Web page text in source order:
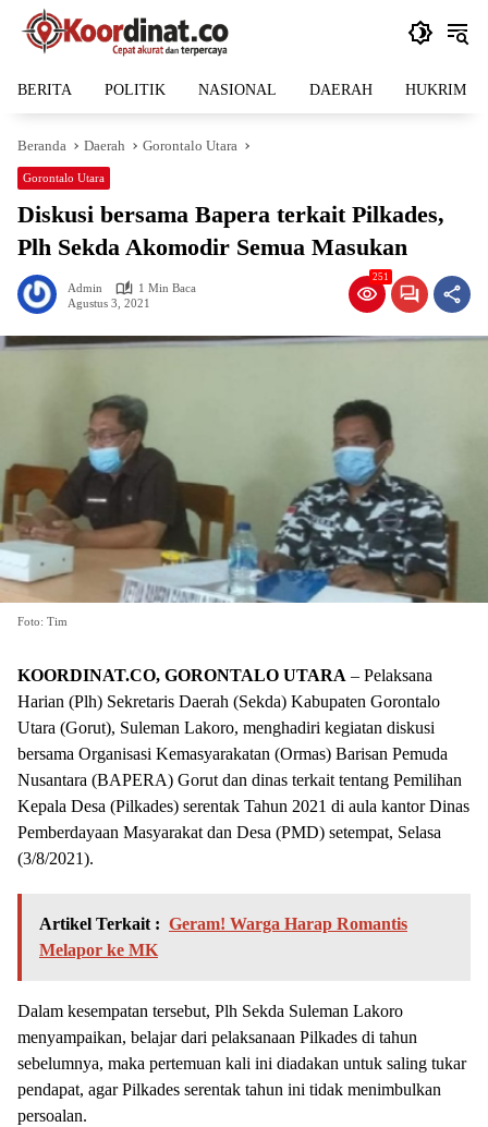
Langsung
BERITA POLITIK NASIONAL DAERAH HUKRIM
Beranda Daerah Gorontalo Utara
Gorontalo Utara
Diskusi bersama Bapera terkait Pilkades,
Plh Sekda Akomodir Semua Masukan
Admin
1 Min Baca
Agustus 3, 2021
251
Foto: Tim
KOORDINAT.CO, GORONTALO UTARA – Pelaksana
Harian (Plh) Sekretaris Daerah (Sekda) Kabupaten Gorontalo
Utara (Gorut), Suleman Lakoro, menghadiri kegiatan diskusi
bersama Organisasi Kemasyarakatan (Ormas) Barisan Pemuda
Nusantara (BAPERA) Gorut dan dinas terkait tentang Pemilihan
Kepala Desa (Pilkades) serentak Tahun 2021 di aula kantor Dinas
Pemberdayaan Masyarakat dan Desa (PMD) setempat, Selasa
(3/8/2021).
Artikel Terkait : Geram! Warga Harap Romantis
Melapor ke MK
Dalam kesempatan tersebut, Plh Sekda Suleman Lakoro
menyampaikan, belajar dari pelaksanaan Pilkades di tahun
sebelumnya, maka pertemuan kali ini diadakan untuk saling tukar
pendapat, agar Pilkades serentak tahun ini tidak menimbulkan
persoalan.